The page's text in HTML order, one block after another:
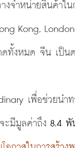
จำหน่ายสินค้าใ
Kong,
ดทั้งหมด จีน เป็น
เพื่อช่วย
ะมีมูลค่าถึง 8.4 พั